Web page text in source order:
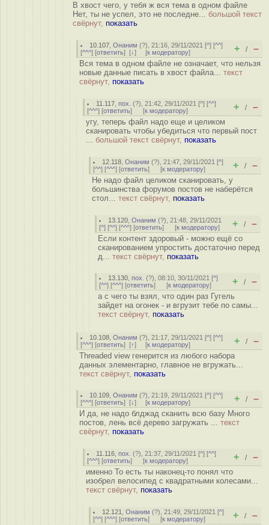
В хвост чего, у тебя ж вся тема в одном файле
Нет, ты не успел, это не последне... большой текст
свёрнут, показать
10.107 ,Онаним (?), 21:16, 29/11/2021 [^] [^^]
[^^^] [ответить] [↓] [к модератору] + / –
Вся тема в одном файле не означает, что нельзя
новые данные писать в хвост файла... текст
свёрнут, показать
11.117 ,пох. (?), 21:42, 29/11/2021 [^] [^^]
[^^^] [ответить] [к модератору] + / –
угу, теперь файл надо еще и целиком
сканировать чтобы убедиться что первый пост
... большой текст свёрнут, показать
12.118 ,Онаним (?), 21:47, 29/11/2021 [^]
[^^] [^^^] [ответить] [к модератору] + / –
Не надо файл целиком сканировать, у
большинства форумов постов не наберётся
стол... текст свёрнут, показать
13.120 ,Онаним (?), 21:48, 29/11/2021
[^] [^^] [^^^] [ответить] [к модератору] + / –
Если контент здоровый - можно ещё со
сканированием упростить достаточно перед
д... текст свёрнут, показать
13.130 ,пох. (?), 08:10, 30/11/2021 [^]
[^^] [^^^] [ответить] [к модератору] + / –
а с чего ты взял, что один раз Гугель
зайдет на огонек - и вгрузит тебе по самы...
текст свёрнут, показать
10.108 ,Онаним (?), 21:17, 29/11/2021 [^] [^^]
[^^^] [ответить] [↑] [к модератору] + / –
Threaded view генерится из любого набора
данных элементарно, главное не вгружать...
текст свёрнут, показать
10.109 ,Онаним (?), 21:19, 29/11/2021 [^] [^^]
[^^^] [ответить] [↓] [к модератору] + / –
И да, не надо блджад сканить всю базу Много
постов, лень всё дерево загружать ... текст
свёрнут, показать
11.116 ,пох. (?), 21:37, 29/11/2021 [^] [^^]
[^^^] [ответить] [к модератору] + / –
именно То есть ты наконец-то понял что
изобрел велосипед с квадратными колесами...
текст свёрнут, показать
12.121 ,Онаним (?), 21:49, 29/11/2021 [^]
[^^] [^^^] [ответить] [к модератору] + / –